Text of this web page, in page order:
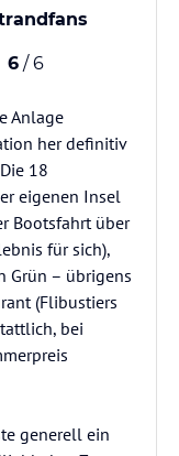
6 / 6
Anlage
her definitiv
18
eigenen Insel
Bootsfahrt über
für sich),
Grün – übrigens
(Flibustiers
bei
generell ein